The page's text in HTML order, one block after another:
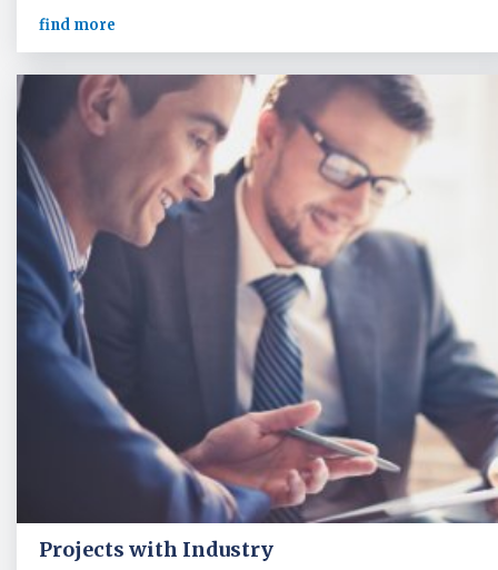
find more
Projects with Industry